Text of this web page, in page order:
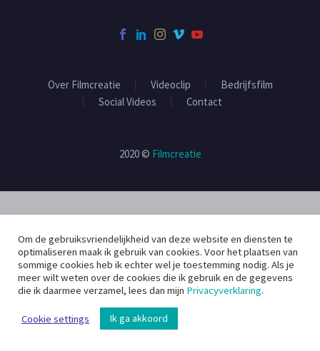
Over Filmcreatie Videoclip
Bedrijfsfilm
Social Videos
Contact
2020 © Filmcreatie
Om de gebruiksvriendelijkheid van deze website en diensten te
optimaliseren maak ik gebruik van cookies. Voor het plaatsen van
sommige cookies heb ik echter wel je toestemming nodig. Als je
meer wilt weten over de cookies die ik gebruik en de gegevens
die ik daarmee verzamel, lees dan mijn Privacyverklaring.
Cookie settings Ik ga akkoord